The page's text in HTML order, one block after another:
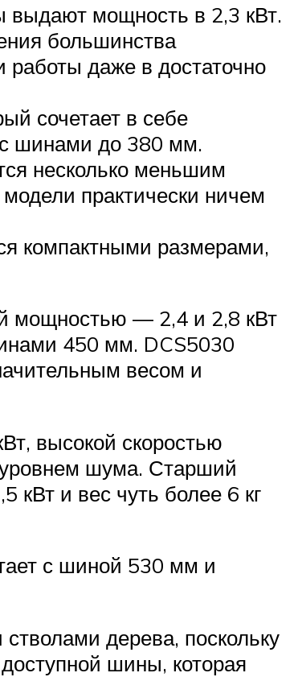
выдают мощность в 2,3 кВт.
большинства
работы даже в достаточно
сочетает в себе
с шинами до 380 мм.
несколько меньшим
практически ничем
компактными размерами,
мощностью — 2,4 и 2,8 кВт
450 мм. DCS5030
весом и
высокой скоростью
шума. Старший
и вес чуть более 6 кг
с шиной 530 мм и
дерева, поскольку
шины, которая